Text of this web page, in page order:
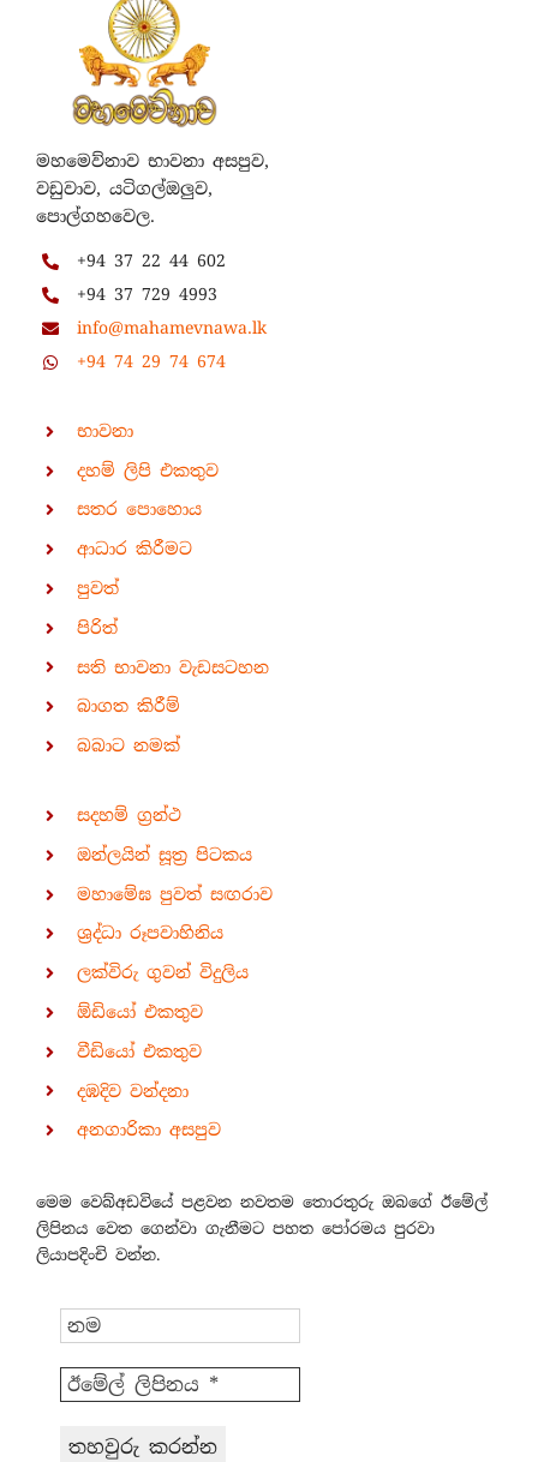
මහමෙව්නාව භාවනා අසපුව,
වඩුවාව, යටිගල්ඔලුව,
පොල්ගහවෙල.
+94 37 22 44 602
+94 37 729 4993
info@mahamevnawa.lk
+94 74 29 74 674
භාවනා
දහම් ලිපි එකතුව
සතර පොහොය
ආධාර කිරීමට
පුවත්
පිරිත්
සති භාවනා වැඩසටහන
බාගත කිරීම්
බබාට නමක්
සදහම් ග්‍රන්ථ
ඔන්ලයින් සූත්‍ර පිටකය
මහාමේඝ පුවත් සඟරාව
ශ්‍රද්ධා රූපවාහිනිය
ලක්විරු ගුවන් විදුලිය
ඕඩියෝ එකතුව
වීඩියෝ එකතුව
දඹදිව වන්දනා
අනගාරිකා අසපුව
මෙම වෙබ්අඩවියේ පළවන නවතම තොරතුරු ඔබගේ ඊමේල්
ලිපිනය වෙත ගෙන්වා ගැනීමට පහත පෝරමය පුරවා
ලියාපදිංචි වන්න.